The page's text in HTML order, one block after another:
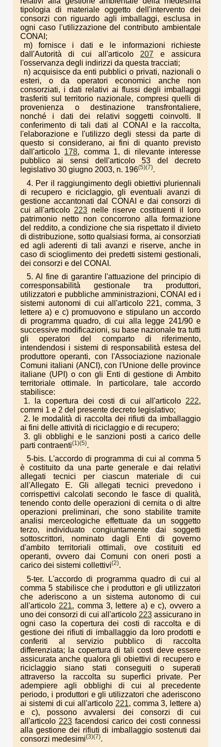
tipologia di materiale oggetto dell'intervento dei
consorzi con riguardo agli imballaggi, esclusa in
ogni caso l'utilizzazione del contributo ambientale
CONAI;
m) fornisce i dati e le informazioni richieste
dall'Autorità di cui all'articolo 207 e assicura
l'osservanza degli indirizzi da questa tracciati;
n) acquisisce da enti pubblici o privati, nazionali o
esteri, o da operatori economici anche non
consorziati, i dati relativi ai flussi degli imballaggi
trasferiti sul territorio nazionale, compresi quelli di
provenienza o destinazione transfrontaliere,
nonché i dati dei relativi soggetti coinvolti. Il
conferimento di tali dati al CONAI e la raccolta,
l'elaborazione e l'utilizzo degli stessi da parte di
questo si considerano, ai fini di quanto previsto
dall'articolo 178, comma 1, di rilevante interesse
pubblico ai sensi dell'articolo 53 del decreto
legislativo 30 giugno 2003, n. 196(5)(7).
4. Per il raggiungimento degli obiettivi pluriennali
di recupero e riciclaggio, gli eventuali avanzi di
gestione accantonati dal CONAI e dai consorzi di
cui all'articolo 223 nelle riserve costituenti il loro
patrimonio netto non concorrono alla formazione
del reddito, a condizione che sia rispettato il divieto
di distribuzione, sotto qualsiasi forma, ai consorziati
ed agli aderenti di tali avanzi e riserve, anche in
caso di scioglimento dei predetti sistemi gestionali,
dei consorzi e del CONAI.
5. Al fine di garantire l'attuazione del principio di
corresponsabilità gestionale tra produttori,
utilizzatori e pubbliche amministrazioni, CONAI ed i
sistemi autonomi di cui all'articolo 221, comma, 3
lettere a) e c) promuovono e stipulano un accordo
di programma quadro, di cui alla legge 241/90 e
successive modificazioni, su base nazionale tra tutti
gli operatori del comparto di riferimento,
intendendosi i sistemi di responsabilità estesa del
produttore operanti, con l'Associazione nazionale
Comuni italiani (ANCI), con l'Unione delle province
italiane (UPI) o con gli Enti di gestione di Ambito
territoriale ottimale. In particolare, tale accordo
stabilisce:
1. la copertura dei costi di cui all'articolo 222,
commi 1 e 2 del presente decreto legislativo;
2. le modalità di raccolta dei rifiuti da imballaggio
ai fini delle attività di riciclaggio e di recupero;
3. gli obblighi e le sanzioni posti a carico delle
parti contraenti(1)(5).
5-bis. L'accordo di programma di cui al comma 5
è costituito da una parte generale e dai relativi
allegati tecnici per ciascun materiale di cui
all'Allegato E. Gli allegati tecnici prevedono i
corrispettivi calcolati secondo le fasce di qualità,
tenendo conto delle operazioni di cernita o di altre
operazioni preliminari, che sono stabilite tramite
analisi merceologiche effettuate da un soggetto
terzo, individuato congiuntamente dai soggetti
sottoscrittori, nominato dagli Enti di governo
d'ambito territoriali ottimali, ove costituiti ed
operanti, ovvero dai Comuni con oneri posti a
carico dei sistemi collettivi(2).
5-ter. L'accordo di programma quadro di cui al
comma 5 stabilisce che i produttori e gli utilizzatori
che aderiscono a un sistema autonomo di cui
all'articolo 221, comma 3, lettere a) e c), ovvero a
uno dei consorzi di cui all'articolo 223assicurano in
ogni caso la copertura dei costi di raccolta e di
gestione dei rifiuti di imballaggio da loro prodotti e
conferiti al servizio pubblico di raccolta
differenziata; la copertura di tali costi deve essere
assicurata anche qualora gli obiettivi di recupero e
riciclaggio siano stati conseguiti o superati
attraverso la raccolta su superfici private. Per
adempiere agli obblighi di cui al precedente
periodo, i produttori e gli utilizzatori che aderiscono
ai sistemi di cui all'articolo 221, comma 3, lettere a)
e c), possono avvalersi dei consorzi di cui
all'articolo 223 facendosi carico dei costi connessi
alla gestione dei rifiuti di imballaggio sostenuti dai
consorzi medesimi(3)(7).